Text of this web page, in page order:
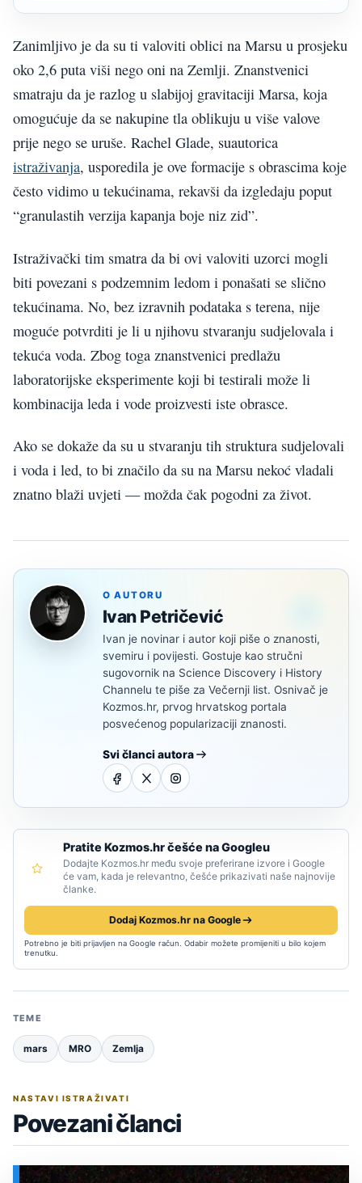
Zanimljivo je da su ti valoviti oblici na Marsu u prosjeku
oko 2,6 puta viši nego oni na Zemlji. Znanstvenici
smatraju da je razlog u slabijoj gravitaciji Marsa, koja
omogućuje da se nakupine tla oblikuju u više valove
prije nego se uruše. Rachel Glade, suautorica
istraživanja, usporedila je ove formacije s obrascima koje
često vidimo u tekućinama, rekavši da izgledaju poput
“granulastih verzija kapanja boje niz zid”.
Istraživački tim smatra da bi ovi valoviti uzorci mogli
biti povezani s podzemnim ledom i ponašati se slično
tekućinama. No, bez izravnih podataka s terena, nije
moguće potvrditi je li u njihovu stvaranju sudjelovala i
tekuća voda. Zbog toga znanstvenici predlažu
laboratorijske eksperimente koji bi testirali može li
kombinacija leda i vode proizvesti iste obrasce.
Ako se dokaže da su u stvaranju tih struktura sudjelovali
i voda i led, to bi značilo da su na Marsu nekoć vladali
znatno blaži uvjeti — možda čak pogodni za život.
O AUTORU
Ivan Petričević
Ivan je novinar i autor koji piše o znanosti,
svemiru i povijesti. Gostuje kao stručni
sugovornik na Science Discovery i History
Channelu te piše za Večernji list. Osnivač je
Kozmos.hr, prvog hrvatskog portala
posvećenog popularizaciji znanosti.
Svi članci autora
Pratite Kozmos.hr češće na Googleu
Dodajte Kozmos.hr među svoje preferirane izvore i Google
će vam, kada je relevantno, češće prikazivati naše najnovije
članke.
Dodaj Kozmos.hr na Google
Potrebno je biti prijavljen na Google račun. Odabir možete promijeniti u bilo kojem
trenutku.
TEME
mars MRO Zemlja
NASTAVI ISTRAŽIVATI
Povezani članci